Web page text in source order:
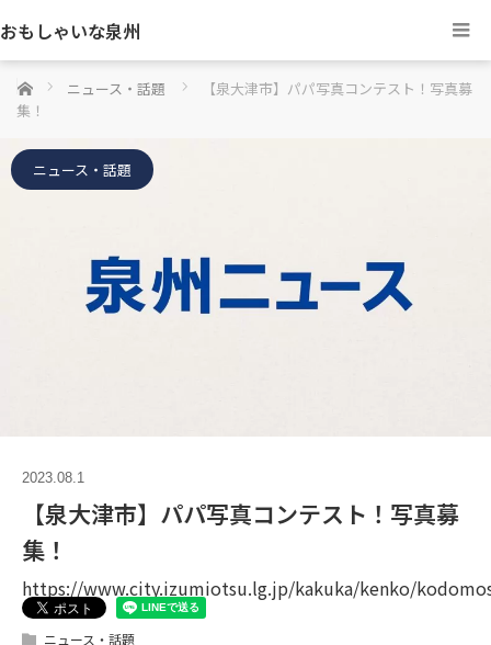
おもしゃいな泉州
ホーム ニュース・話題
【泉大津市】パパ写真コンテスト！写真募
集！
ニュース・話題
2023.08.1
【泉大津市】パパ写真コンテスト！写真募
集！
https://www.city.izumiotsu.lg.jp/kakuka/kenko/
ニュース・話題